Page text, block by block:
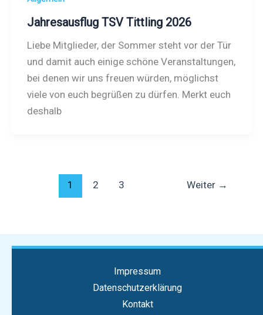
Jahresausflug TSV Tittling 2026
Liebe Mitglieder, der Sommer steht vor der Tür
und damit auch einige schöne Veranstaltungen,
bei denen wir uns freuen würden, möglichst
viele von euch begrüßen zu dürfen. Merkt euch
deshalb
1 2 3 Weiter →
Impressum
Datenschutzerklärung
Kontakt